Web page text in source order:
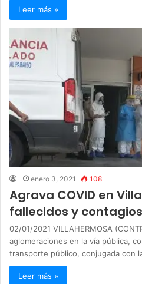
Leer más »
enero 3, 2021 108
Agrava COVID en
fallecidos y contagios
02/01/2021 VILLAHERMOSA
aglomeraciones en la vía pública,
transporte público, conjugada con
Leer más »